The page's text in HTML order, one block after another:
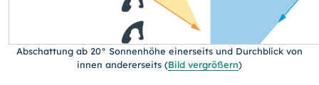
Abschattung ab 20° Sonnenhöhe einerseits und Durchblick von
innen andererseits (Bild vergrößern)